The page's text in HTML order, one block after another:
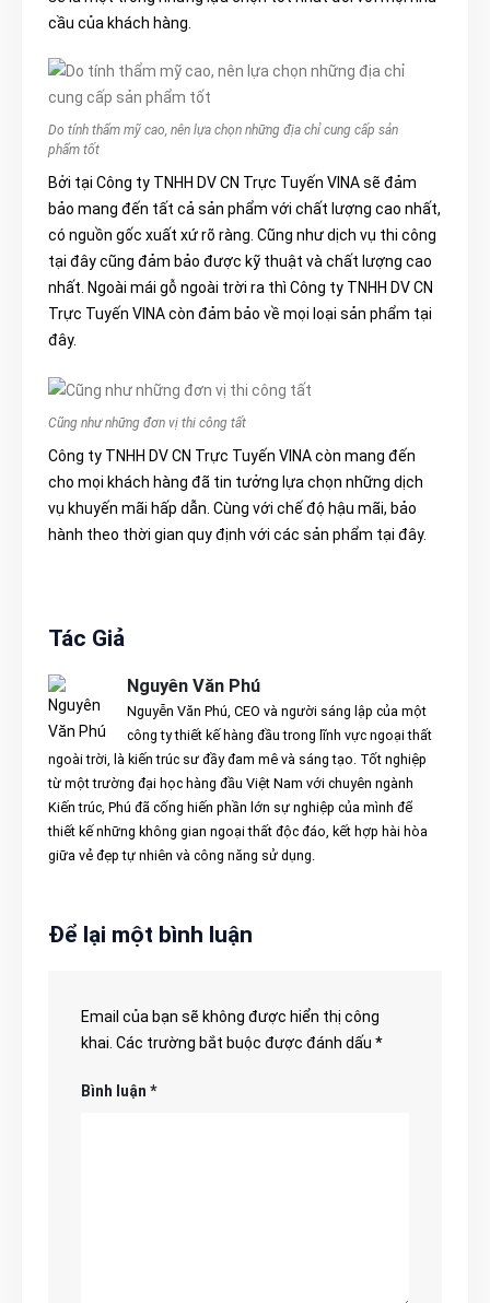
cầu của khách hàng.
Do tính thẩm mỹ cao, nên lựa chọn những địa chỉ cung cấp sản
phẩm tốt
Bởi tại Công ty TNHH DV CN Trực Tuyến VINA sẽ đảm
bảo mang đến tất cả sản phẩm với chất lượng cao nhất,
có nguồn gốc xuất xứ rõ ràng. Cũng như dịch vụ thi công
tại đây cũng đảm bảo được kỹ thuật và chất lượng cao
nhất. Ngoài mái gỗ ngoài trời ra thì Công ty TNHH DV CN
Trực Tuyến VINA còn đảm bảo về mọi loại sản phẩm tại
đây.
Cũng như những đơn vị thi công tất
Công ty TNHH DV CN Trực Tuyến VINA còn mang đến
cho mọi khách hàng đã tin tưởng lựa chọn những dịch
vụ khuyến mãi hấp dẫn. Cùng với chế độ hậu mãi, bảo
hành theo thời gian quy định với các sản phẩm tại đây.
Tác Giả
Nguyên Văn Phú
Nguyễn Văn Phú, CEO và người sáng lập của một
công ty thiết kế hàng đầu trong lĩnh vực ngoại thất
ngoài trời, là kiến trúc sư đầy đam mê và sáng tạo. Tốt nghiệp
từ một trường đại học hàng đầu Việt Nam với chuyên ngành
Kiến trúc, Phú đã cống hiến phần lớn sự nghiệp của mình để
thiết kế những không gian ngoại thất độc đáo, kết hợp hài hòa
giữa vẻ đẹp tự nhiên và công năng sử dụng.
Để lại một bình luận
Email của bạn sẽ không được hiển thị công
khai. Các trường bắt buộc được đánh dấu *
Bình luận *